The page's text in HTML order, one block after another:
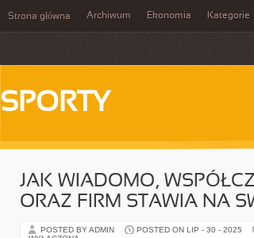
Strona główna Archiwum Ekonomia Kategorie
SPORTY
JAK WIADOMO,
ORAZ FIRM STAWIA NA
POSTED BY ADMIN POSTED ON LIP - 30 - 2025